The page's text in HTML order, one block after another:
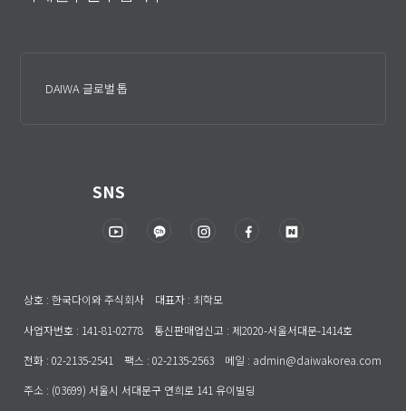
DAIWA 글로벌 톱
SNS
상호 : 한국다이와 주식회사 대표자 : 최학모
사업자번호 : 141-81-02778 통신판매업신고 : 제2020-서울서대문-1414호
전화 : 02-2135-2541 팩스 : 02-2135-2563 메일 : admin@daiwakorea.com
주소 : (03699) 서울시 서대문구 연희로 141 유이빌딩